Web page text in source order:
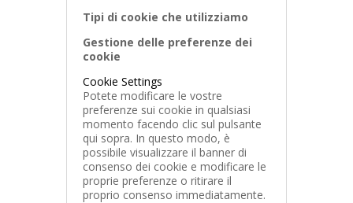
Tipi di cookie che utilizziamo
Gestione delle preferenze dei
cookie
Cookie Settings
Potete modificare le vostre
preferenze sui cookie in qualsiasi
momento facendo clic sul pulsante
qui sopra. In questo modo, è
possibile visualizzare il banner di
consenso dei cookie e modificare le
proprie preferenze o ritirare il
proprio consenso immediatamente.